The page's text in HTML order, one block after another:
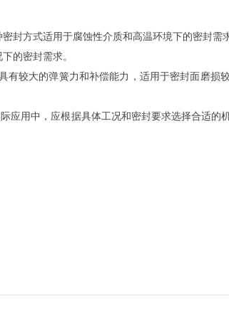
封方式适用于腐蚀性介质和高温环境下的密封需求
的密封需求。
较大的弹簧力和补偿能力，适用于密封面磨损
应用中，应根据具体工况和密封要求选择合适的